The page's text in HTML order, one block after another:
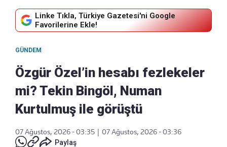
Linke Tıkla, Türkiye Gazetesi'ni Google
Favorilerine Ekle!
GÜNDEM
Özgür Özel’in hesabı fezlekeler
mi? Tekin Bingöl, Numan
Kurtulmuş ile görüştü
07 Ağustos, 2026 - 03:35
07 Ağustos, 2026 - 03:36
Paylaş